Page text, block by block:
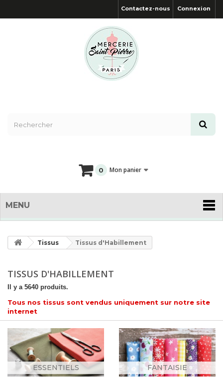
Connexion
Contactez-nous
0 Mon panier
MENU
Tissus Tissus d'Habillement
TISSUS D'HABILLEMENT
Il y a 5640 produits.
Tous nos tissus sont vendus uniquement sur notre site
internet
ESSENTIELS FANTAISIE